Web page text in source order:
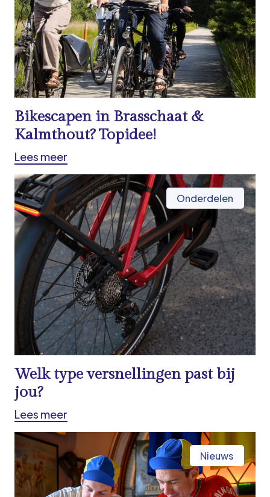
Bikescapen in Brasschaat &
Kalmthout? Topidee!
Lees meer
Onderdelen
Welk type versnellingen past bij
jou?
Lees meer
Nieuws